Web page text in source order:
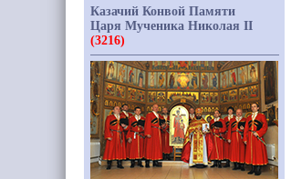
Казачий Конвой Памяти
Царя Мученика Николая II
(3216)